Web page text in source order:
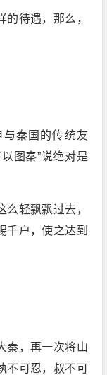
待遇，那么，
秦国的传统友
图秦”说绝对是
轻飘飘过去，
千户，使之达到
秦，再一次将山
不可忍，叔不可